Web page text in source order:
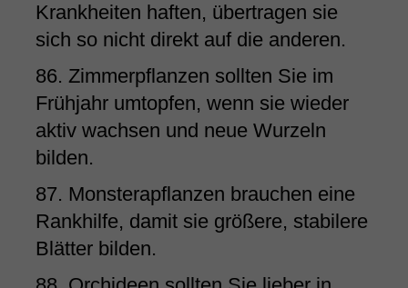
Krankheiten haften, übertragen sie
sich so nicht direkt auf die anderen.
86. Zimmerpflanzen sollten Sie im
Frühjahr umtopfen, wenn sie wieder
aktiv wachsen und neue Wurzeln
bilden.
87. Monsterapflanzen brauchen eine
Rankhilfe, damit sie größere, stabilere
Blätter bilden.